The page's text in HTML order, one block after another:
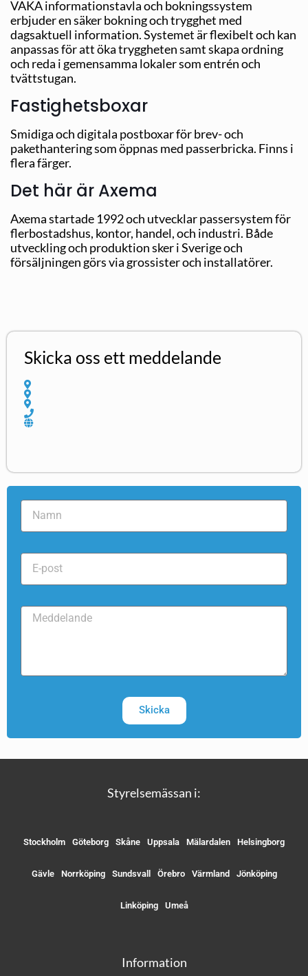
VAKA informationstavla och bokningssystem
erbjuder en säker bokning och trygghet med
dagsaktuell information. Systemet är flexibelt och kan
anpassas för att öka tryggheten samt skapa ordning
och reda i gemensamma lokaler som entrén och
tvättstugan.
Fastighetsboxar
Smidiga och digitala postboxar för brev- och
pakethantering som öppnas med passerbricka. Finns i
flera färger.
Det här är Axema
Axema startade 1992 och utvecklar passersystem för
flerbostadshus, kontor, handel, och industri. Både
utveckling och produktion sker i Sverige och
försäljningen görs via grossister och installatörer.
Skicka oss ett meddelande
Skicka
Styrelsemässan i:
Stockholm Göteborg Skåne Uppsala Mälardalen Helsingborg
Gävle Norrköping Sundsvall Örebro Värmland Jönköping
Linköping Umeå
Information